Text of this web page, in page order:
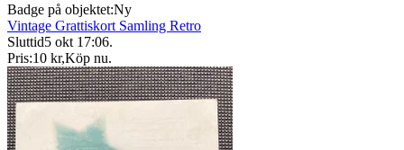
Badge på objektet:Ny
Vintage Grattiskort Samling Retro
Sluttid5 okt 17:06.
Pris:10 kr,Köp nu.